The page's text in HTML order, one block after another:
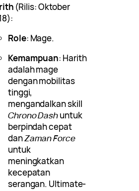
(Rilis: Oktober
Role: Mage.
Kemampuan: Harith
adalah mage
dengan mobilitas
tinggi,
mengandalkan skill
Chrono Dashuntuk
berpindah cepat
danZaman Force
untuk
meningkatkan
kecepatan
serangan. Ultimate-